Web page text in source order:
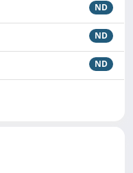
ND
ND
ND